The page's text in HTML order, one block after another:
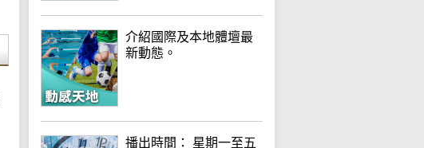
介紹國際及本地體壇最
新動態。
播出時間： 星期一至五